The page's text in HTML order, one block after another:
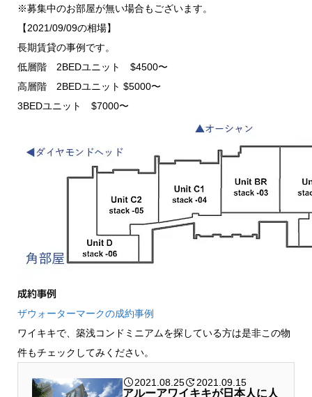
※募集中のお部屋が無い場合もございます。
【2021/09/09の相場】
長期賃貸の事例です。
低層階 2BEDユニット $4500〜
高層階 2BEDユニット $5000〜
3BEDユニット $7000〜
成約事例
ザウォーターマークの成約事例
ワイキキで、築浅コンドミニアムを探している方は是非この物
件もチェックしてみください。
2021.08.25 2021.09.15
アルーアワイキキが日本人に人